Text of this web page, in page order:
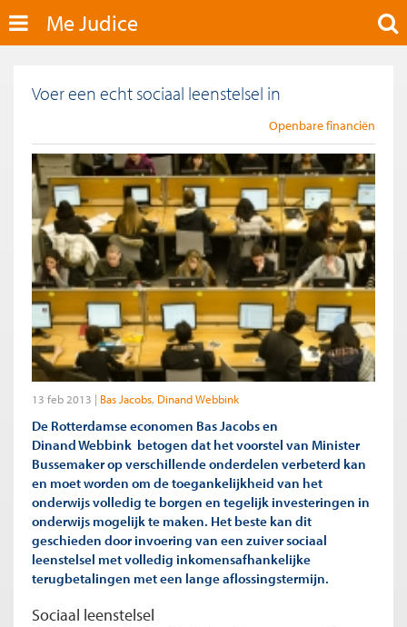
Me Judice
Voer een echt sociaal leenstelsel in
Openbare financiën
13 feb 2013 Bas Jacobs Dinand Webbink
De Rotterdamse economen Bas Jacobs en
Dinand Webbink betogen dat het voorstel van Minister
Bussemaker op verschillende onderdelen verbeterd kan
en moet worden om de toegankelijkheid van het
onderwijs volledig te borgen en tegelijk investeringen in
onderwijs mogelijk te maken. Het beste kan dit
geschieden door invoering van een zuiver sociaal
leenstelsel met volledig inkomensafhankelijke
terugbetalingen met een lange aflossingstermijn.
Sociaal leenstelsel